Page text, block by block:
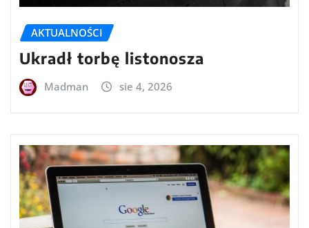
AKTUALNOŚCI
Ukradł torbę listonosza
Madman sie 4, 2026